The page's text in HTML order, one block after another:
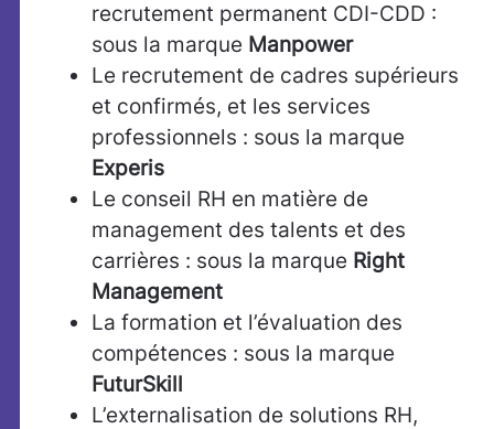
recrutement permanent CDI-CDD :
sous la marque Manpower
Le recrutement de cadres supérieurs
et confirmés, et les services
professionnels : sous la marque
Experis
Le conseil RH en matière de
management des talents et des
carrières : sous la marque Right
Management
La formation et l’évaluation des
compétences : sous la marque
FuturSkill
L’externalisation de solutions RH,